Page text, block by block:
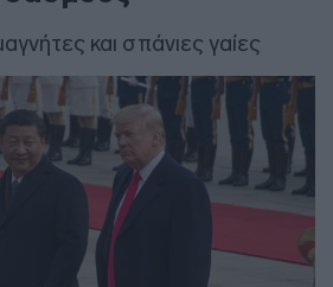
και σπάνιες γαίες